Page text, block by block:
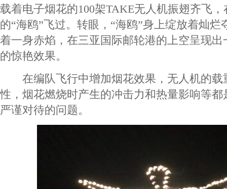
载着电子烟花的100架TAKE无人机振翅齐飞
的“海鸥”飞过。转眼，“海鸥”身上绽放着灿烂
着一身赤焰，在三亚国际邮轮港的上空呈现
的惊艳效果。
在编队飞行中增加烟花效果，无人机的载
性，烟花燃烧时产生的冲击力和热量影响等
严谨对待的问题。